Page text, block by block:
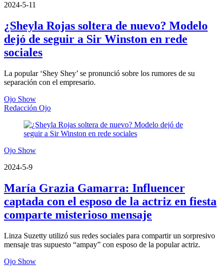
2024-5-11
¿Sheyla Rojas soltera de nuevo? Modelo
dejó de seguir a Sir Winston en rede
sociales
La popular ‘Shey Shey’ se pronunció sobre los rumores de su
separación con el empresario.
Ojo Show
Redacción Ojo
Ojo Show
2024-5-9
María Grazia Gamarra: Influencer
captada con el esposo de la actriz en fiesta
comparte misterioso mensaje
Linza Suzetty utilizó sus redes sociales para compartir un sorpresivo
mensaje tras supuesto “ampay” con esposo de la popular actriz.
Ojo Show